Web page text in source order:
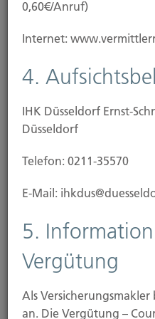
110 Jahre Hubert Brück
Konferenzraum
0,60€/Anruf)
Internet:
4.
IHK Düsseldorf Ernst-
Düsseldorf
Telefon: 0211-35570
E-Mail:
5.
Vergütung
Als
an. Die Vergütung –